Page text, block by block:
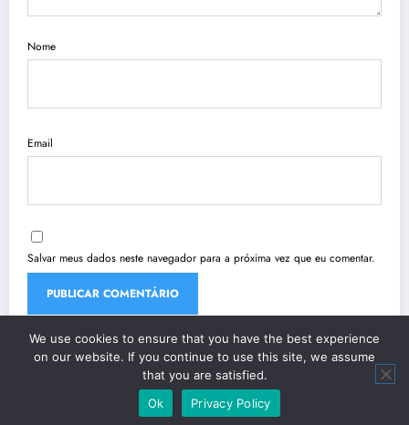
Nome
Email
Salvar meus dados neste navegador para a próxima vez que eu comentar.
| Powered BySpiceThemes
We use cookies to ensure that you have the best experience
on our website. If you continue to use this site, we assume
that you are satisfied.
Ok
Privacy Policy